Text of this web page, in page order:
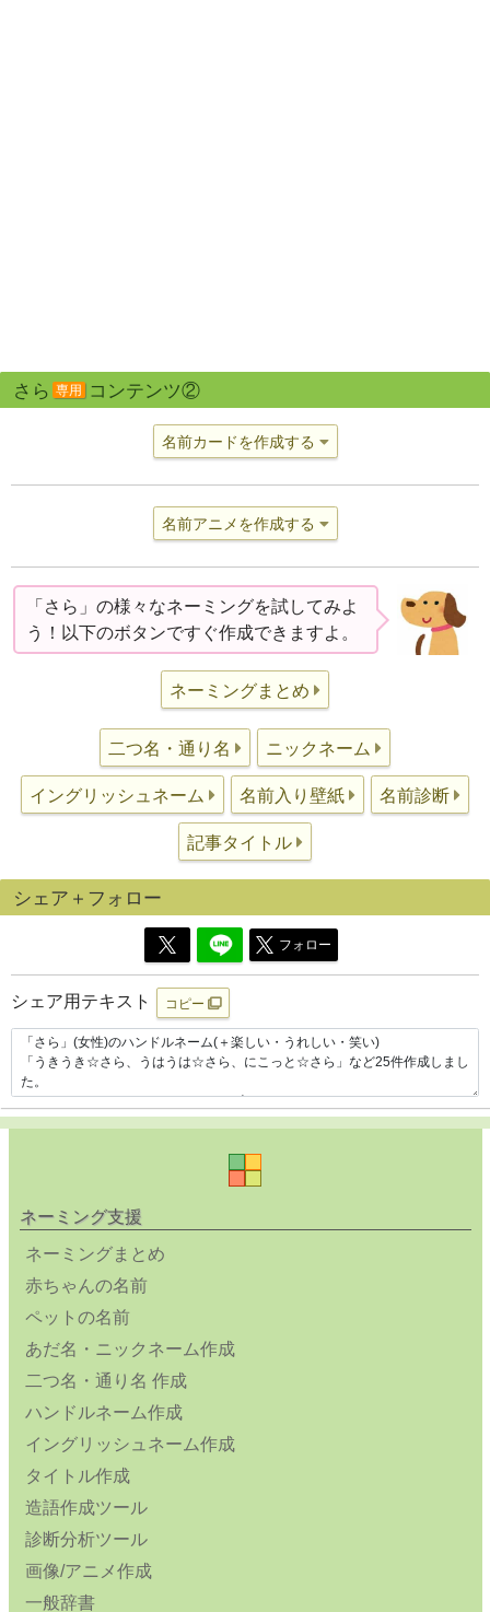
さら 専用 コンテンツ②
名前カードを作成する
名前アニメを作成する
「さら」の様々なネーミングを試してみよ
う！以下のボタンですぐ作成できますよ。
ネーミングまとめ
二つ名・通り名 ニックネーム
イングリッシュネーム 名前入り壁紙 名前診断
記事タイトル
シェア＋フォロー
フォロー
シェア用テキスト コピー
ネーミング支援
ネーミングまとめ
赤ちゃんの名前
ペットの名前
あだ名・ニックネーム作成
二つ名・通り名 作成
ハンドルネーム作成
イングリッシュネーム作成
タイトル作成
造語作成ツール
診断分析ツール
画像/アニメ作成
一般辞書